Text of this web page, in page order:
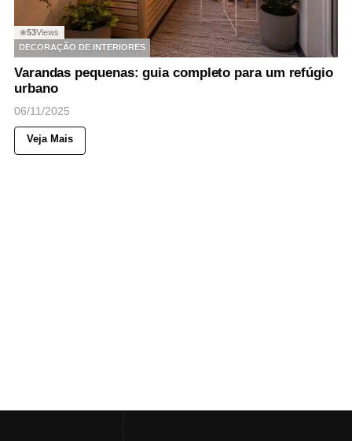
◉53Views
DECORAÇÃO DE INTERIORES
Varandas pequenas: guia completo para um refúgio
urbano
06/11/2025
Veja Mais